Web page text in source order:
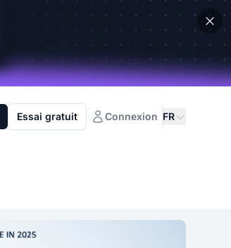
Essai gratuit Connexion FR